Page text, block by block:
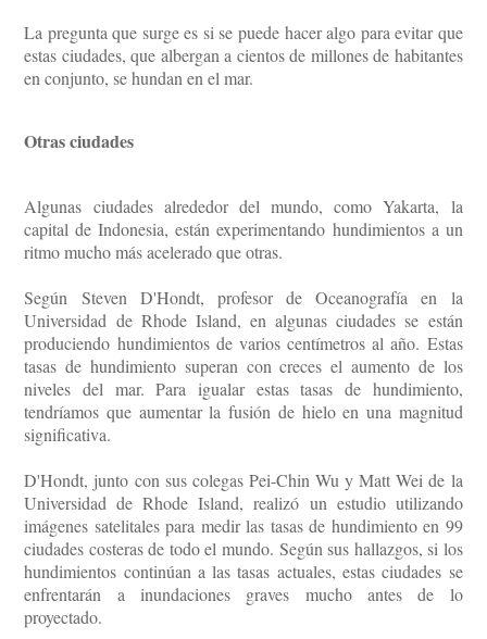
La pregunta que surge es si se puede hacer algo para evitar que
estas ciudades, que albergan a cientos de millones de habitantes
en conjunto, se hundan en el mar.
Otras ciudades
Algunas ciudades alrededor del mundo, como Yakarta, la
capital de Indonesia, están experimentando hundimientos a un
ritmo mucho más acelerado que otras.
Según Steven D'Hondt, profesor de Oceanografía en la
Universidad de Rhode Island, en algunas ciudades se están
produciendo hundimientos de varios centímetros al año. Estas
tasas de hundimiento superan con creces el aumento de los
niveles del mar. Para igualar estas tasas de hundimiento,
tendríamos que aumentar la fusión de hielo en una magnitud
significativa.
D'Hondt, junto con sus colegas Pei-Chin Wu y Matt Wei de la
Universidad de Rhode Island, realizó un estudio utilizando
imágenes satelitales para medir las tasas de hundimiento en 99
ciudades costeras de todo el mundo. Según sus hallazgos, si los
hundimientos continúan a las tasas actuales, estas ciudades se
enfrentarán a inundaciones graves mucho antes de lo
proyectado.